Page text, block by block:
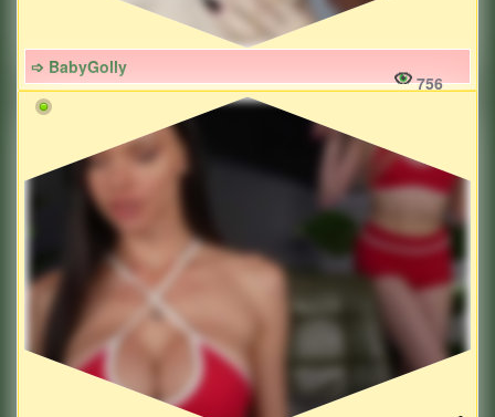
➩ BabyGolly
756